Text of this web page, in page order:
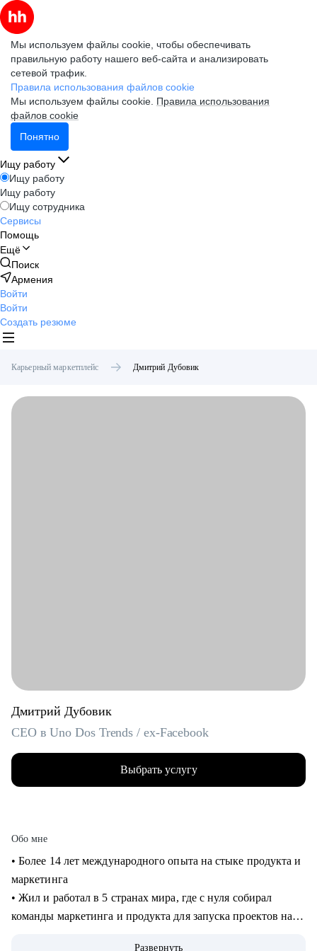
Мы используем файлы cookie, чтобы обеспечивать
правильную работу нашего веб-сайта и анализировать
сетевой трафик.
Правила использования файлов cookie
Мы используем файлы cookie. Правила использования
файлов cookie
Понятно
Ищу работу
Ищу работу
Ищу работу
Ищу сотрудника
Сервисы
Помощь
Ещё
Поиск
Армения
Войти
Войти
Создать резюме
Карьерный маркетплейс Дмитрий Дубовик
Дмитрий Дубовик
CEO в Uno Dos Trends / ex-Facebook
Выбрать услугу
Обо мне
• Более 14 лет международного опыта на стыке продукта и
маркетинга
• Жил и работал в 5 странах мира, где с нуля собирал
команды маркетинга и продукта для запуска проектов на
Развернуть